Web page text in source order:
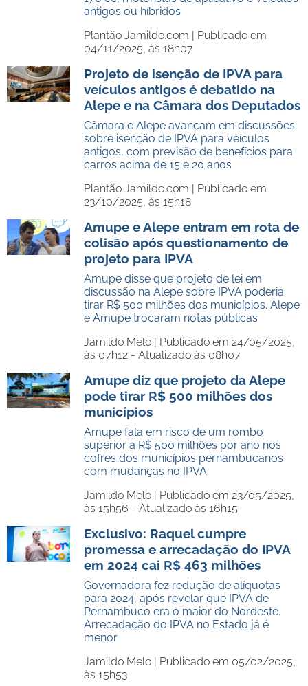
antigos ou híbridos
Plantão Jamildo.com | Publicado em
04/11/2025, às 18h07
Projeto de isenção de IPVA para
veículos antigos é debatido na
Alepe e na Câmara dos Deputados
Câmara e Alepe avançam em discussões
sobre isenção de IPVA para veículos
antigos, com previsão de benefícios para
carros acima de 15 e 20 anos
Plantão Jamildo.com | Publicado em
23/10/2025, às 15h18
Amupe e Alepe entram em rota de
colisão após questionamento de
projeto para IPVA
Amupe disse que projeto de lei em
discussão na Alepe sobre IPVA poderia
tirar R$ 500 milhões dos municípios. Alepe
e Amupe trocaram notas públicas
Jamildo Melo | Publicado em 24/05/2025,
às 07h12 - Atualizado às 08h07
Amupe diz que projeto da Alepe
pode tirar R$ 500 milhões dos
municípios
Amupe fala em risco de um rombo
superior a R$ 500 milhões por ano nos
cofres dos municípios pernambucanos
com mudanças no IPVA
Jamildo Melo | Publicado em 23/05/2025,
às 15h56 - Atualizado às 16h15
Exclusivo: Raquel cumpre
promessa e arrecadação do IPVA
em 2024 cai R$ 463 milhões
Governadora fez redução de alíquotas
para 2024, após revelar que IPVA de
Pernambuco era o maior do Nordeste.
Arrecadação do IPVA no Estado já é
menor
Jamildo Melo | Publicado em 05/02/2025,
às 15h53